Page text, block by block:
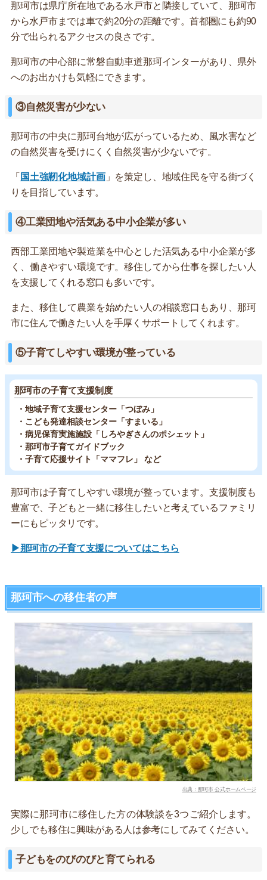
那珂市は県庁所在地である水戸市と隣接していて、那珂市
から水戸市までは車で約20分の距離です。首都圏にも約90
分で出られるアクセスの良さです。
那珂市の中心部に常磐自動車道那珂インターがあり、県外
へのお出かけも気軽にできます。
③自然災害が少ない
那珂市の中央に那珂台地が広がっているため、風水害など
の自然災害を受けにくく自然災害が少ないです。
「 国土強靭化地域計画」を策定し、地域住民を守る街づく
りを目指しています。
④工業団地や活気ある中小企業が多い
西部工業団地や製造業を中心とした活気ある中小企業が多
く、働きやすい環境です。移住してから仕事を探したい人
を支援してくれる窓口も多いです。
また、移住して農業を始めたい人の相談窓口もあり、那珂
市に住んで働きたい人を手厚くサポートしてくれます。
⑤子育てしやすい環境が整っている
那珂市の子育て支援制度
・地域子育て支援センター「つぼみ」
・こども発達相談センター「すまいる」
・病児保育実施施設「しろやぎさんのポシェット」
・那珂市子育てガイドブック
・子育て応援サイト「ママフレ」 など
那珂市は子育てしやすい環境が整っています。支援制度も
豊富で、子どもと一緒に移住したいと考えているファミリ
ーにもピッタリです。
▶那珂市の子育て支援についてはこちら
那珂市への移住者の声
出典：那珂市 公式ホームページ
実際に那珂市に移住した方の体験談を3つご紹介します。
少しでも移住に興味がある人は参考にしてみてください。
子どもをのびのびと育てられる